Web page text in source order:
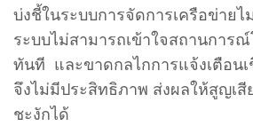
บ่งชี้ในระบบการจัดการเครือข่าย
ระบบไม่สามารถเข้าใจสถานการ
ทันที และขาดกลไกการแจ้งเตือน
จึงไม่มีประสิทธิภาพ ส่งผลให้สูญเ
ชะงักได้